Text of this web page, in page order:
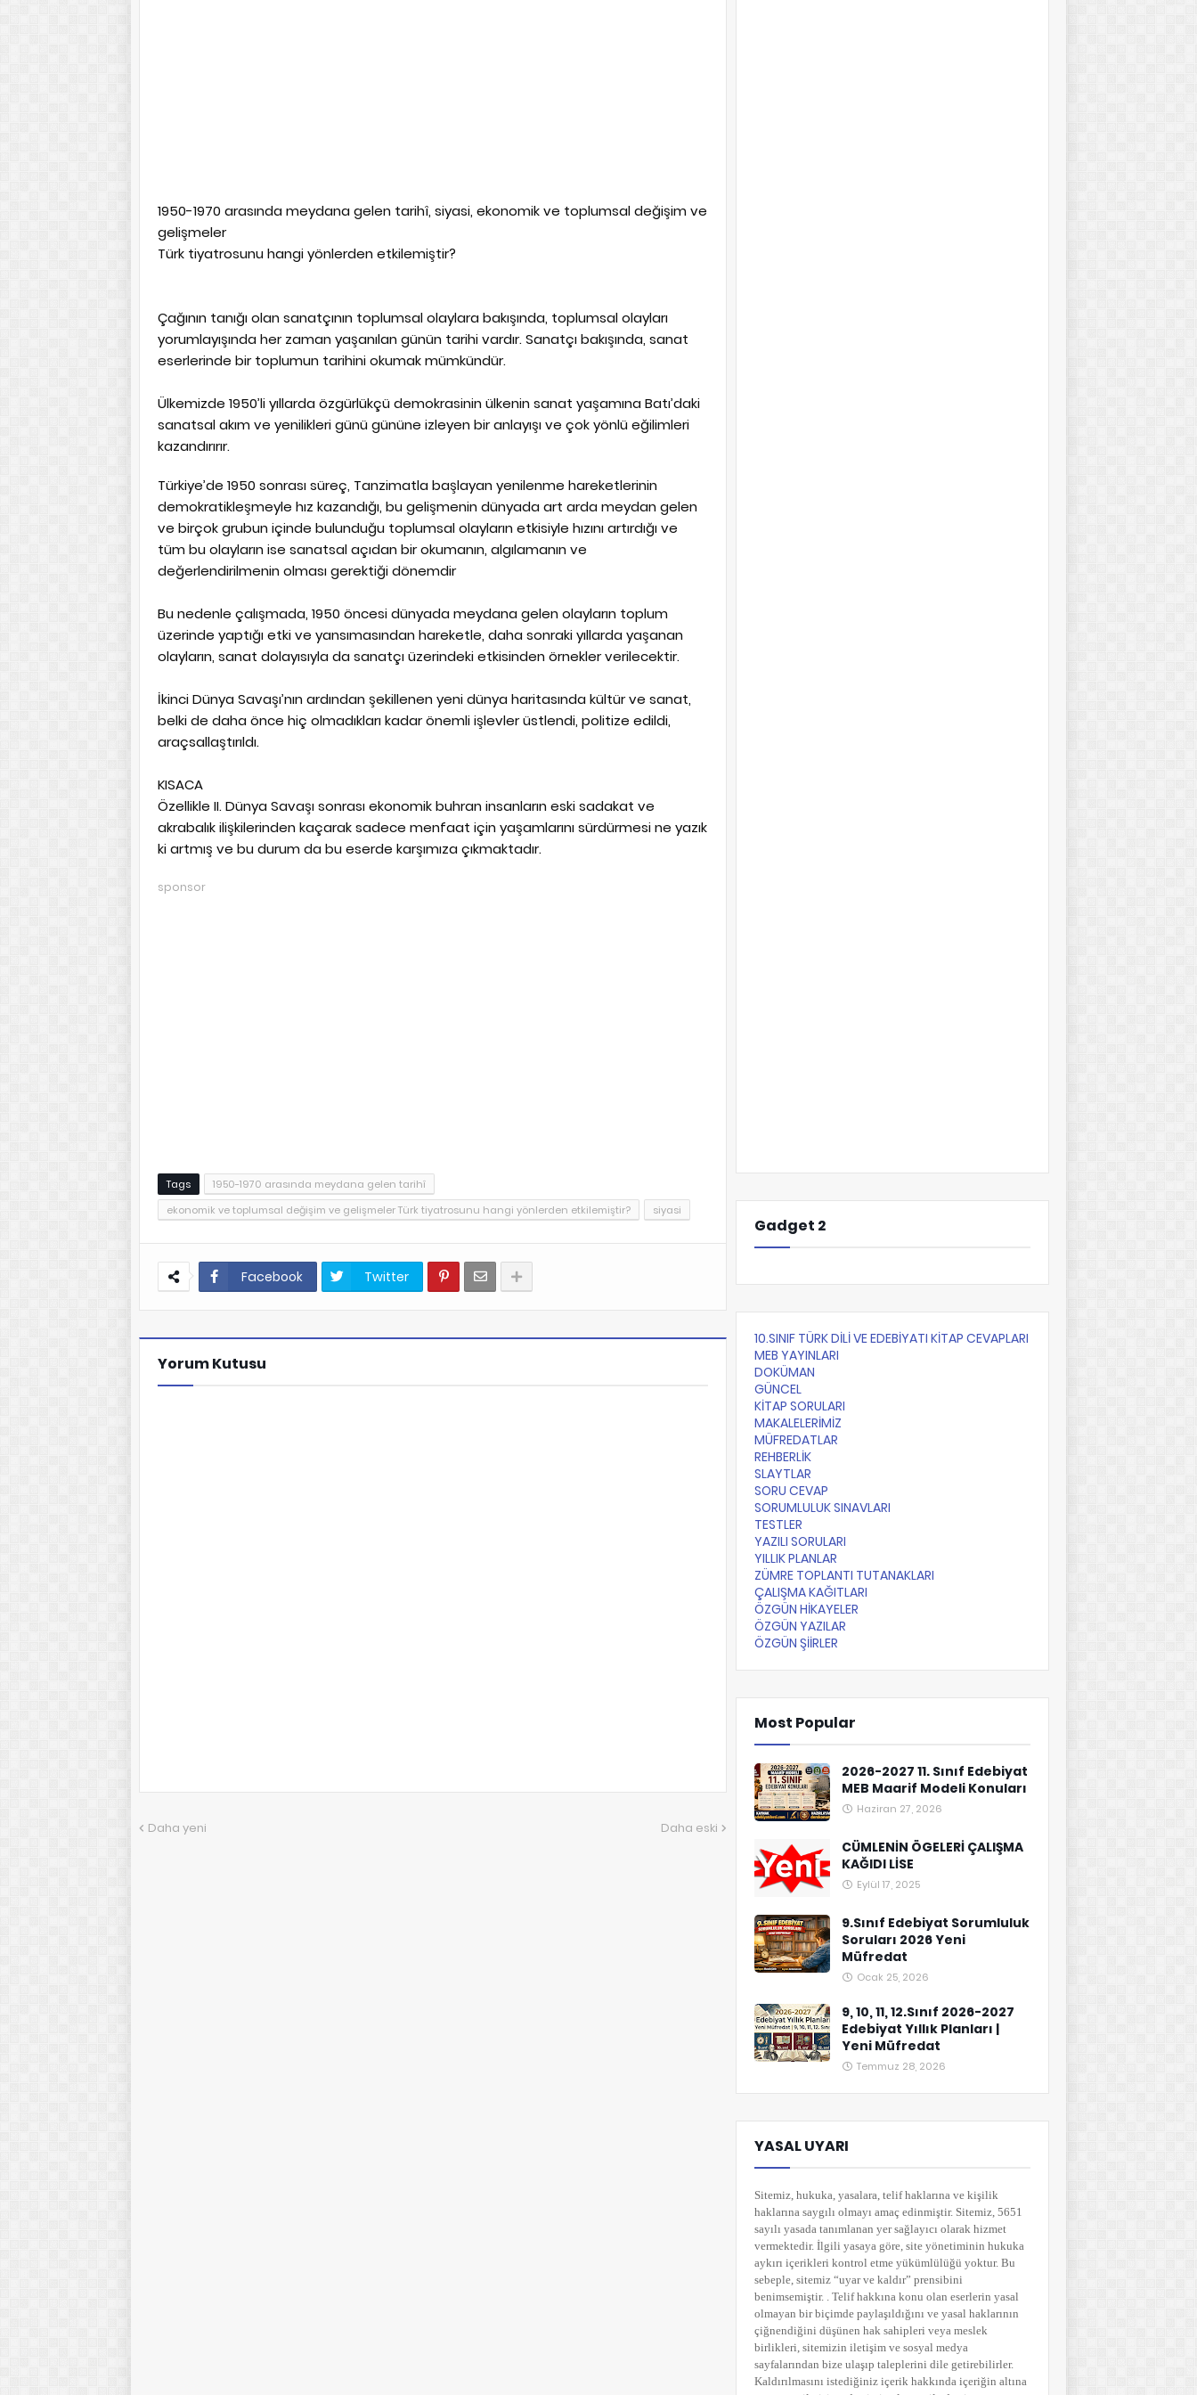
1950-1970 arasında meydana gelen tarihî, siyasi, ekonomik ve toplumsal değişim ve
gelişmeler
Türk tiyatrosunu hangi yönlerden etkilemiştir?
Çağının tanığı olan sanatçının toplumsal olaylara bakışında, toplumsal olayları
yorumlayışında her zaman yaşanılan günün tarihi vardır. Sanatçı bakışında, sanat
eserlerinde bir toplumun tarihini okumak mümkündür.
Ülkemizde 1950’li yıllarda özgürlükçü demokrasinin ülkenin sanat yaşamına Batı’daki
sanatsal akım ve yenilikleri günü gününe izleyen bir anlayışı ve çok yönlü eğilimleri
kazandırırır.
Türkiye’de 1950 sonrası süreç, Tanzimatla başlayan yenilenme hareketlerinin
demokratikleşmeyle hız kazandığı, bu gelişmenin dünyada art arda meydan gelen
ve birçok grubun içinde bulunduğu toplumsal olayların etkisiyle hızını artırdığı ve
tüm bu olayların ise sanatsal açıdan bir okumanın, algılamanın ve
değerlendirilmenin olması gerektiği dönemdir
Bu nedenle çalışmada, 1950 öncesi dünyada meydana gelen olayların toplum
üzerinde yaptığı etki ve yansımasından hareketle, daha sonraki yıllarda yaşanan
olayların, sanat dolayısıyla da sanatçı üzerindeki etkisinden örnekler verilecektir.
İkinci Dünya Savaşı’nın ardından şekillenen yeni dünya haritasında kültür ve sanat,
belki de daha önce hiç olmadıkları kadar önemli işlevler üstlendi, politize edildi,
araçsallaştırıldı.
KISACA
Özellikle II. Dünya Savaşı sonrası ekonomik buhran insanların eski sadakat ve
akrabalık ilişkilerinden kaçarak sadece menfaat için yaşamlarını sürdürmesi ne yazık
ki artmış ve bu durum da bu eserde karşımıza çıkmaktadır.
sponsor
Tags
1950-1970 arasında meydana gelen tarihî
ekonomik ve toplumsal değişim ve gelişmeler Türk tiyatrosunu hangi yönlerden etkilemiştir?
siyasi
Facebook Twitter
Yorum Kutusu
Daha yeni Daha eski
Gadget 2
10.SINIF TÜRK DİLİ VE EDEBİYATI KİTAP CEVAPLARI
MEB YAYINLARI
DOKÜMAN
GÜNCEL
KİTAP SORULARI
MAKALELERİMİZ
MÜFREDATLAR
REHBERLİK
SLAYTLAR
SORU CEVAP
SORUMLULUK SINAVLARI
TESTLER
YAZILI SORULARI
YILLIK PLANLAR
ZÜMRE TOPLANTI TUTANAKLARI
ÇALIŞMA KAĞITLARI
ÖZGÜN HİKAYELER
ÖZGÜN YAZILAR
ÖZGÜN ŞİİRLER
Most Popular
2026-2027 11. Sınıf Edebiyat
MEB Maarif Modeli Konuları
Haziran 27, 2026
CÜMLENİN ÖGELERİ ÇALIŞMA
KAĞIDI LİSE
Eylül 17, 2025
9.Sınıf Edebiyat Sorumluluk
Soruları 2026 Yeni
Müfredat
Ocak 25, 2026
9, 10, 11, 12.Sınıf 2026-2027
Edebiyat Yıllık Planları |
Yeni Müfredat
Temmuz 28, 2026
YASAL UYARI
Sitemiz, hukuka, yasalara, telif haklarına ve kişilik
haklarına saygılı olmayı amaç edinmiştir. Sitemiz, 5651
sayılı yasada tanımlanan yer sağlayıcı olarak hizmet
vermektedir. İlgili yasaya göre, site yönetiminin hukuka
aykırı içerikleri kontrol etme yükümlülüğü yoktur. Bu
sebeple, sitemiz “uyar ve kaldır” prensibini
benimsemiştir. . Telif hakkına konu olan eserlerin yasal
olmayan bir biçimde paylaşıldığını ve yasal haklarının
çiğnendiğini düşünen hak sahipleri veya meslek
birlikleri, sitemizin iletişim ve sosyal medya
sayfalarından bize ulaşıp taleplerini dile getirebilirler.
Kaldırılmasını istediğiniz içerik hakkında içeriğin altına